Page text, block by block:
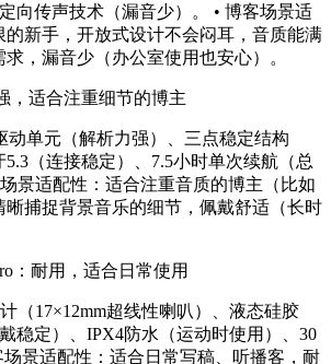
向传声技术（漏音少）。 • 博客场景适
的新手，开放式设计不会闷耳，音质能满
，漏音少（办公室使用也安心）。
，适合注重细节的博主
动单元（解析力强）、三点稳定结构
5.3（连接稳定）、7.5小时单次续航（总
景适配性：适合注重音质的博主（比如
晰捕捉背景音乐的细节，佩戴舒适（长时
：耐用，适合日常使用
（17×12mm超线性喇叭）、液态硅胶
稳定）、IPX4防水（运动时使用）、30
场景适配性：适合日常写稿、听播客，耐